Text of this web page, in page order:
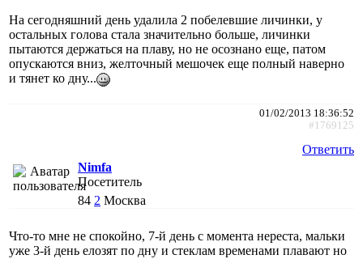
На сегодняшний день удалила 2 побелевшие личинки, у
остальных голова стала значительно больше, личинки
пытаются держаться на плаву, но не осознано еще, патом
опускаются вниз, желточный мешочек еще полный наверно
и тянет ко дну...
01/02/2013 18:36:52
#1769125
Ответить
Nimfa
Посетитель
84 2 Москва
Что-то мне не спокойно, 7-й день с момента нереста, мальки
уже 3-й день елозят по дну и стеклам временами плавают но